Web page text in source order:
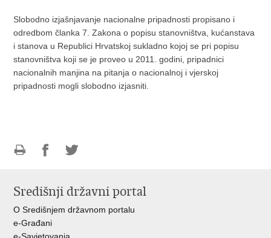
Slobodno izjašnjavanje nacionalne pripadnosti propisano i
odredbom članka 7. Zakona o popisu stanovništva, kućanstava
i stanova u Republici Hrvatskoj sukladno kojoj se pri popisu
stanovništva koji se je proveo u 2011. godini, pripadnici
nacionalnih manjina na pitanja o nacionalnoj i vjerskoj
pripadnosti mogli slobodno izjasniti.
FacebookuTwitteru
Središnji državni portal
O Središnjem državnom portalu
e-Građani